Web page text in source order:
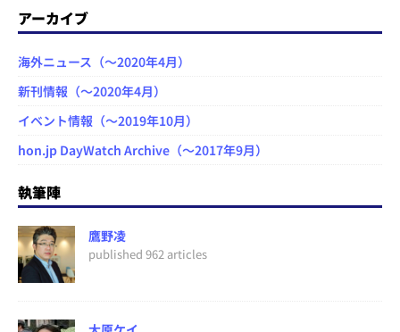
アーカイブ
海外ニュース（～2020年4月）
新刊情報（～2020年4月）
イベント情報（～2019年10月）
hon.jp DayWatch Archive（～2017年9月）
執筆陣
鷹野凌
published 962 articles